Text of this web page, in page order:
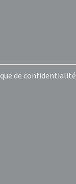
de confidentialité